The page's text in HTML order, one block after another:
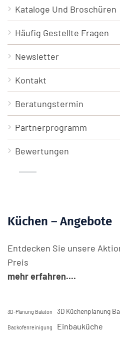
Kataloge Und Broschüren
Häufig Gestellte Fragen
Newsletter
Kontakt
Beratungstermin
Partnerprogramm
Bewertungen
Küchen – Angebote
Entdecken Sie unsere
Preis
mehr erfahren....
3D-Planung Balaton 3D Küchenplanung
Backofenreinigung Einbauküche